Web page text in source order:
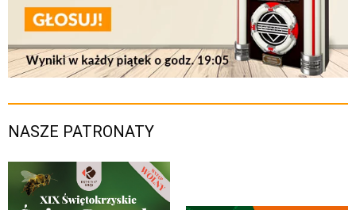
NASZE PATRONATY